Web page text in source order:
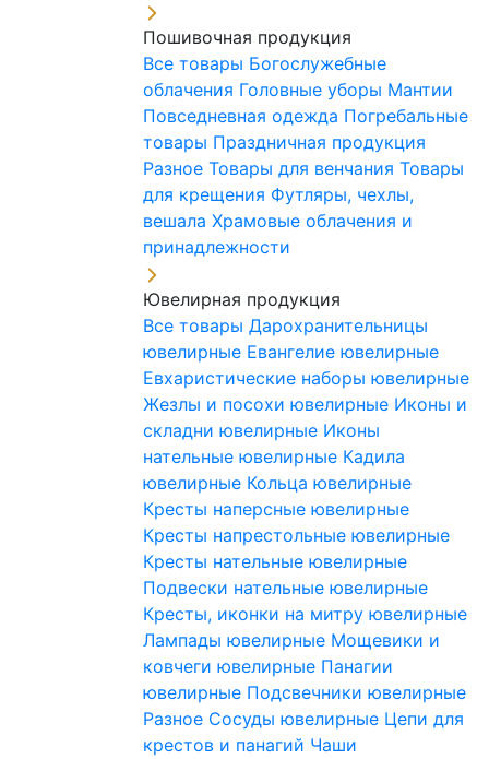
Пошивочная продукция
Все товары Богослужебные
облачения Головные уборы Мантии
Повседневная одежда Погребальные
товары Праздничная продукция
Разное Товары для венчания Товары
для крещения Футляры, чехлы,
вешала Храмовые облачения и
принадлежности
Ювелирная продукция
Все товары Дарохранительницы
ювелирные Евангелие ювелирные
Евхаристические наборы ювелирные
Жезлы и посохи ювелирные Иконы и
складни ювелирные Иконы
нательные ювелирные Кадила
ювелирные Кольца ювелирные
Кресты наперсные ювелирные
Кресты напрестольные ювелирные
Кресты нательные ювелирные
Подвески нательные ювелирные
Кресты, иконки на митру ювелирные
Лампады ювелирные Мощевики и
ковчеги ювелирные Панагии
ювелирные Подсвечники ювелирные
Разное Сосуды ювелирные Цепи для
крестов и панагий Чаши